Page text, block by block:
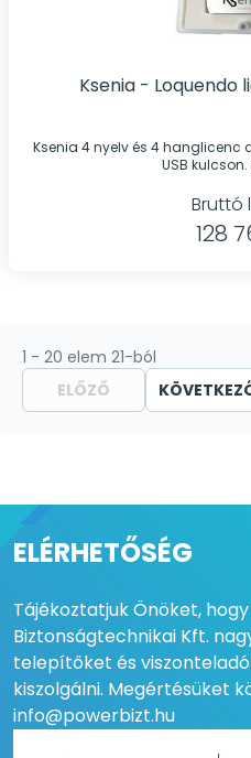
Ksenia - Loquendo
Ksenia 4 nyelv és 4 hanglicenc
USB kulcson.
Bruttó
128
1 - 20 elem 21-ból
ELŐZŐ
ELÉRHETŐSÉG
Tájékoztatjuk Önöket, hogy
Biztonságtechnikai Kft.
telepítőket és
kiszolgálni. Megértésüket
info@powerbizt.hu